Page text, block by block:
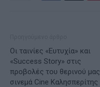
Οι ταινίες «Ευτυχία» και
«Success Story» στις
προβολές του θερινού μας
σινεμά Cine Καλησπερίτης